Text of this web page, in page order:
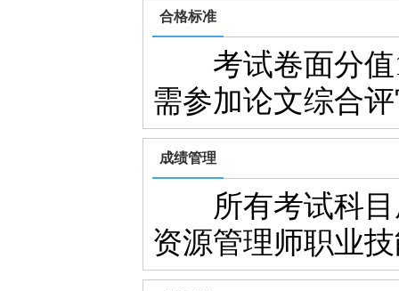
合格标准
考试卷面分值
需参加论文综合
成绩管理
所有考试科目
资源管理师职业